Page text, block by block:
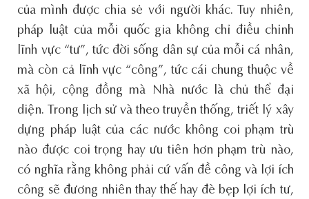
của mình được chia sẻ với người khác. Tuy nhiên,
pháp luật của mỗi quốc gia không chỉ điều chỉnh
lĩnh vực “tư”, tức đời sống dân sự của mỗi cá nhân,
mà còn cả lĩnh vực “công”, tức cái chung thuộc về
xã hội, cộng đồng mà Nhà nước là chủ thể đại
diện. Trong lịch sử và theo truyền thống, triết lý xây
dựng pháp luật của các nước không coi phạm trù
nào được coi trọng hay ưu tiên hơn phạm trù nào,
có nghĩa rằng không phải cứ vấn đề công và lợi ích
công sẽ đương nhiên thay thế hay đè bẹp lợi ích tư,